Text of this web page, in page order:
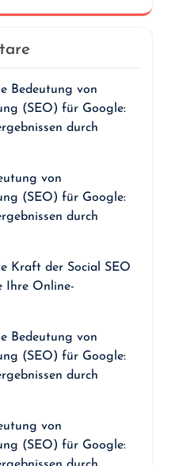
Bedeutung von
(SEO) für Google:
durch
von
(SEO) für Google:
durch
Kraft der Social SEO
Ihre Online-
Bedeutung von
(SEO) für Google:
durch
von
(SEO) für Google: